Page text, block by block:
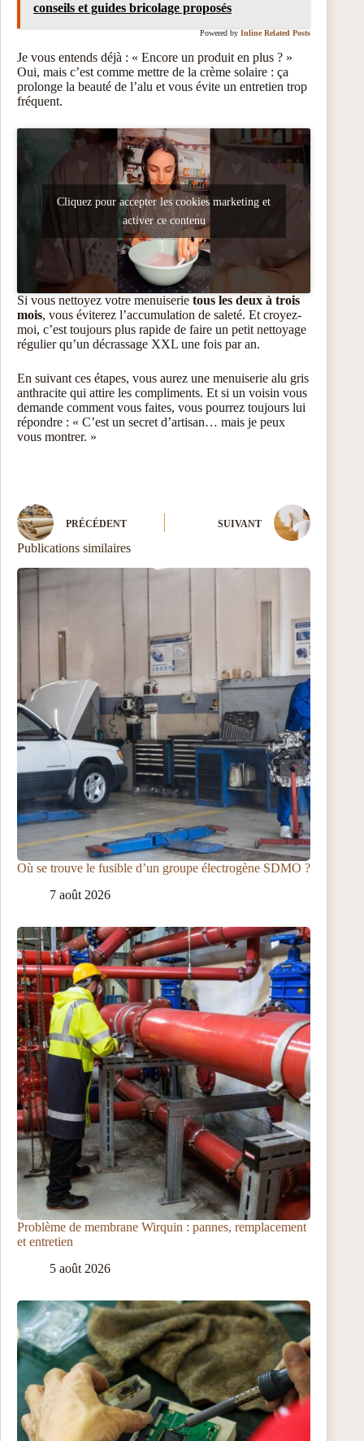
conseils et guides bricolage proposés
Powered by Inline Related Posts
Je vous entends déjà : « Encore un produit en plus ? »
Oui, mais c’est comme mettre de la crème solaire : ça
prolonge la beauté de l’alu et vous évite un entretien trop
fréquent.
Cliquez pour accepter les cookies marketing et
activer ce contenu
Si vous nettoyez votre menuiserie tous les deux à trois
mois, vous éviterez l’accumulation de saleté. Et croyez-
moi, c’est toujours plus rapide de faire un petit nettoyage
régulier qu’un décrassage XXL une fois par an.
En suivant ces étapes, vous aurez une menuiserie alu gris
anthracite qui attire les compliments. Et si un voisin vous
demande comment vous faites, vous pourrez toujours lui
répondre : « C’est un secret d’artisan… mais je peux
vous montrer. »
PRÉCÉDENT SUIVANT
Publications similaires
Où se trouve le fusible d’un groupe électrogène SDMO ?
7 août 2026
Problème de membrane Wirquin : pannes, remplacement
et entretien
5 août 2026